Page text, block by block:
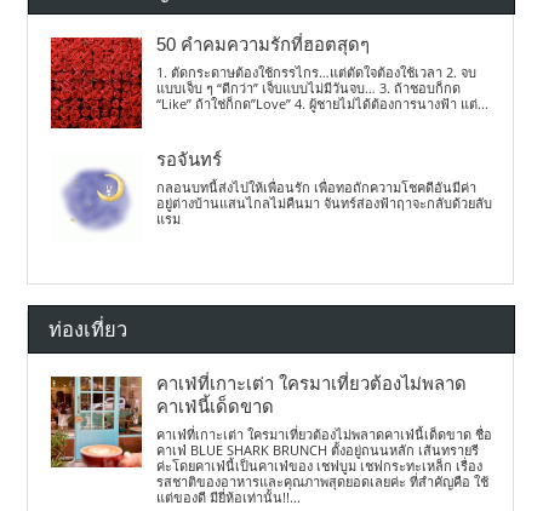
50 คำคมความรักที่ฮอตสุดๆ
1. ตัดกระดาษต้องใช้กรรไกร…แต่ตัดใจต้องใช้เวลา 2. จบ
แบบเจ็บ ๆ “ดีกว่า” เจ็บแบบไม่มีวันจบ… 3. ถ้าชอบก็กด
“Like” ถ้าใช่ก็กด”Love” 4. ผู้ชายไม่ได้ต้องการนางฟ้า แต่...
รอจันทร์
กลอนบทนี้ส่งไปให้เพื่อนรัก เพื่อทอถักความโชคดีอันมีค่า
อยู่ต่างบ้านแสนไกลไม่คืนมา จันทร์ส่องฟ้าฤาจะกลับด้วยลับ
แรม
ท่องเที่ยว
คาเฟ่ที่เกาะเต่า ใครมาเที่ยวต้องไม่พลาด
คาเฟ่นี้เด็ดขาด
คาเฟ่ที่เกาะเต่า ใครมาเที่ยวต้องไม่พลาดคาเฟ่นี้เด็ดขาด ชื่อ
คาเฟ่ BLUE SHARK BRUNCH ตั้งอยู่ถนนหลัก เส้นทรายรี
ค่ะโดยคาเฟ่นี้เป็นคาเฟ่ของ เชฟบูม เชฟกระทะเหล็ก เรื่อง
รสชาติของอาหารและคุณภาพสุดยอดเลยค่ะ ที่สำคัญคือ ใช้
แต่ของดี มียี่ห้อเท่านั้น!!...